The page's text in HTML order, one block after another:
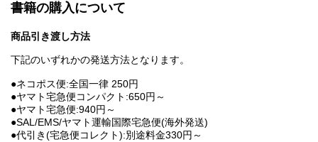
書籍の購入について
商品引き渡し方法
下記のいずれかの発送方法となります。
●ネコポス便:全国一律 250円
●ヤマト宅急便コンパクト:650円～
●ヤマト宅急便:940円～
●SAL/EMS/ヤマト運輸国際宅急便(海外発送)
●代引き(宅急便コレクト):別途料金330円～